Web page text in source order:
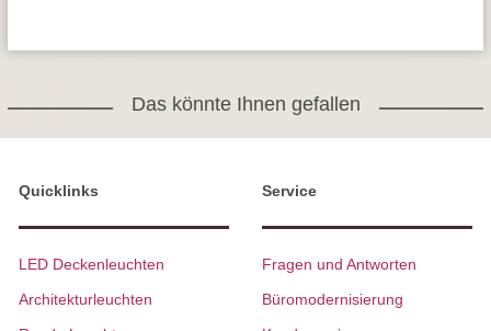
Das könnte Ihnen gefallen
Quicklinks
LED Deckenleuchten
Architekturleuchten
Service
Fragen und Antworten
Büromodernisierung